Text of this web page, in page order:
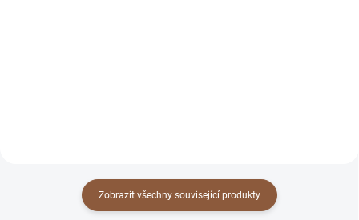
Zobrazit všechny související produkty